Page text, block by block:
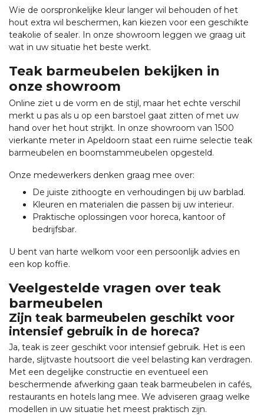
Wie de oorspronkelijke kleur langer wil behouden of het
hout extra wil beschermen, kan kiezen voor een geschikte
teakolie of sealer. In onze showroom leggen we graag uit
wat in uw situatie het beste werkt.
Teak barmeubelen bekijken in
onze showroom
Online ziet u de vorm en de stijl, maar het echte verschil
merkt u pas als u op een barstoel gaat zitten of met uw
hand over het hout strijkt. In onze showroom van 1500
vierkante meter in Apeldoorn staat een ruime selectie teak
barmeubelen en boomstammeubelen opgesteld.
Onze medewerkers denken graag mee over:
De juiste zithoogte en verhoudingen bij uw barblad.
Kleuren en materialen die passen bij uw interieur.
Praktische oplossingen voor horeca, kantoor of
bedrijfsbar.
U bent van harte welkom voor een persoonlijk advies en
een kop koffie.
Veelgestelde vragen over teak
barmeubelen
Zijn teak barmeubelen geschikt voor
intensief gebruik in de horeca?
Ja, teak is zeer geschikt voor intensief gebruik. Het is een
harde, slijtvaste houtsoort die veel belasting kan verdragen.
Met een degelijke constructie en eventueel een
beschermende afwerking gaan teak barmeubelen in cafés,
restaurants en hotels lang mee. We adviseren graag welke
modellen in uw situatie het meest praktisch zijn.